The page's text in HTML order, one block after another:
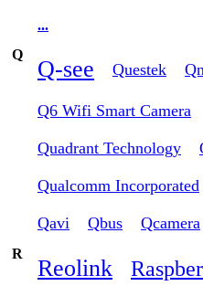
...
Q
Q-see Questek
Q6 Wifi Smart Camera
Quadrant Technology
Qualcomm Incorporated
Qavi Qbus Qcamera
R
Reolink